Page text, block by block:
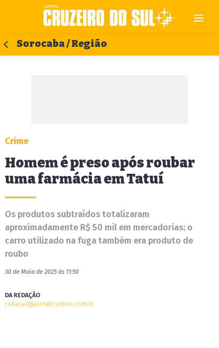
Sorocaba / Região
Crime
Homem é preso após roubar
uma farmácia em Tatuí
Os produtos subtraídos totalizaram
aproximadamente R$ 50 mil em mercadorias; o
carro utilizado na fuga também era produto de
roubo
30 de Maio de 2025 às 11:50
DA REDAÇÃO
redacao@jornalcruzeiro.com.br